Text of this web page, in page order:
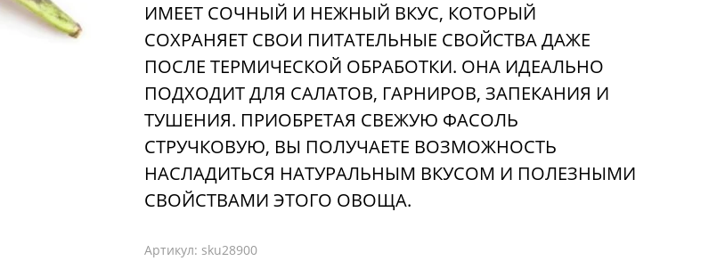
ИМЕЕТ СОЧНЫЙ И НЕЖНЫЙ ВКУС, КОТОРЫЙ
СОХРАНЯЕТ СВОИ ПИТАТЕЛЬНЫЕ СВОЙСТВА ДАЖЕ
ПОСЛЕ ТЕРМИЧЕСКОЙ ОБРАБОТКИ. ОНА ИДЕАЛЬНО
ПОДХОДИТ ДЛЯ САЛАТОВ, ГАРНИРОВ, ЗАПЕКАНИЯ И
ТУШЕНИЯ. ПРИОБРЕТАЯ СВЕЖУЮ ФАСОЛЬ
СТРУЧКОВУЮ, ВЫ ПОЛУЧАЕТЕ ВОЗМОЖНОСТЬ
НАСЛАДИТЬСЯ НАТУРАЛЬНЫМ ВКУСОМ И ПОЛЕЗНЫМИ
СВОЙСТВАМИ ЭТОГО ОВОЩА.
Артикул: sku28900